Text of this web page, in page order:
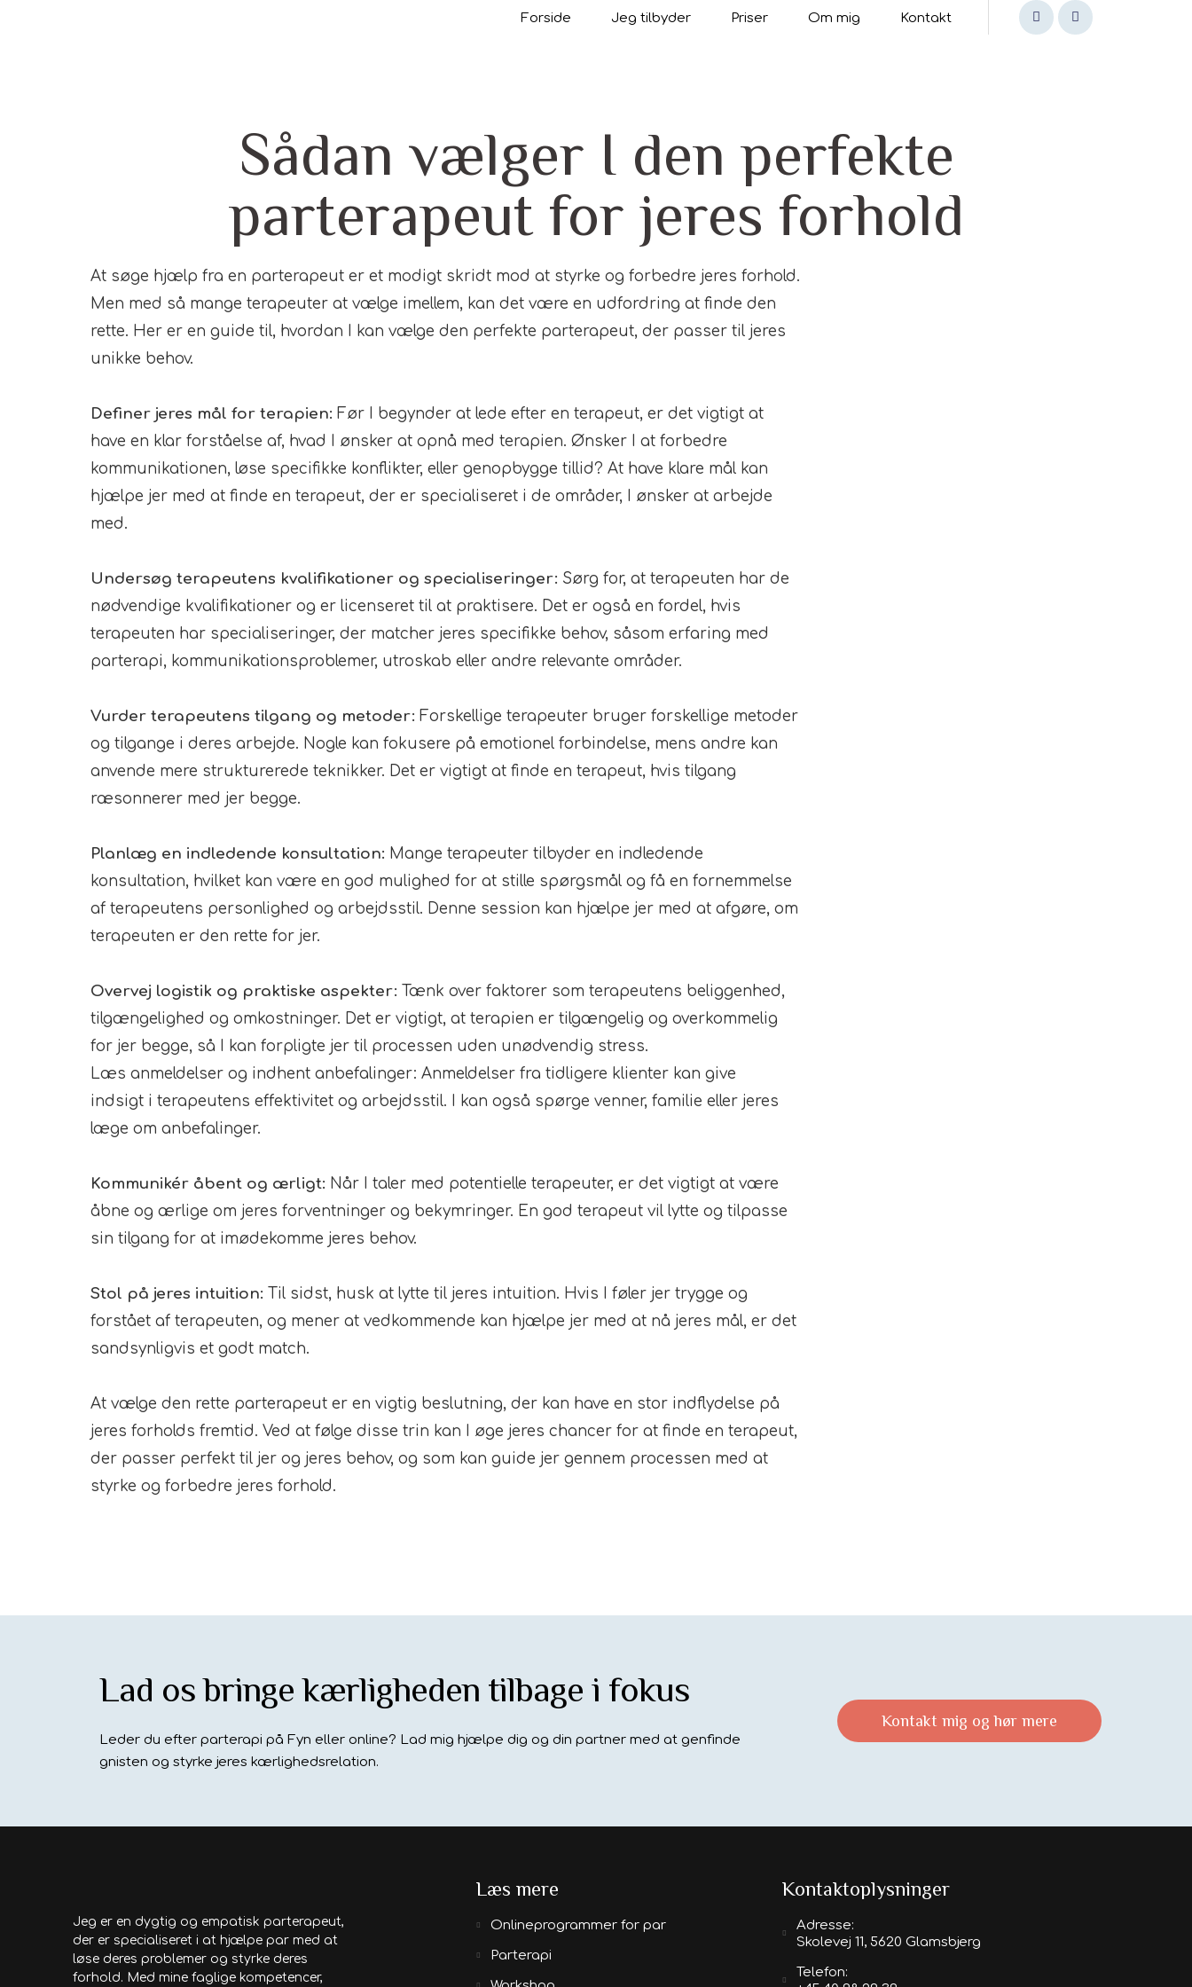
Forside Jeg tilbyder Priser Om mig Kontakt
Sådan vælger I den perfekte
parterapeut for jeres forhold
At søge hjælp fra en parterapeut er et modigt skridt mod at styrke og forbedre jeres forhold.
Men med så mange terapeuter at vælge imellem, kan det være en udfordring at finde den
rette. Her er en guide til, hvordan I kan vælge den perfekte parterapeut, der passer til jeres
unikke behov.
Definer jeres mål for terapien: Før I begynder at lede efter en terapeut, er det vigtigt at
have en klar forståelse af, hvad I ønsker at opnå med terapien. Ønsker I at forbedre
kommunikationen, løse specifikke konflikter, eller genopbygge tillid? At have klare mål kan
hjælpe jer med at finde en terapeut, der er specialiseret i de områder, I ønsker at arbejde
med.
Undersøg terapeutens kvalifikationer og specialiseringer: Sørg for, at terapeuten har de
nødvendige kvalifikationer og er licenseret til at praktisere. Det er også en fordel, hvis
terapeuten har specialiseringer, der matcher jeres specifikke behov, såsom erfaring med
parterapi, kommunikationsproblemer, utroskab eller andre relevante områder.
Vurder terapeutens tilgang og metoder: Forskellige terapeuter bruger forskellige metoder
og tilgange i deres arbejde. Nogle kan fokusere på emotionel forbindelse, mens andre kan
anvende mere strukturerede teknikker. Det er vigtigt at finde en terapeut, hvis tilgang
ræsonnerer med jer begge.
Planlæg en indledende konsultation: Mange terapeuter tilbyder en indledende
konsultation, hvilket kan være en god mulighed for at stille spørgsmål og få en fornemmelse
af terapeutens personlighed og arbejdsstil. Denne session kan hjælpe jer med at afgøre, om
terapeuten er den rette for jer.
Overvej logistik og praktiske aspekter: Tænk over faktorer som terapeutens beliggenhed,
tilgængelighed og omkostninger. Det er vigtigt, at terapien er tilgængelig og overkommelig
for jer begge, så I kan forpligte jer til processen uden unødvendig stress.
Læs anmeldelser og indhent anbefalinger: Anmeldelser fra tidligere klienter kan give
indsigt i terapeutens effektivitet og arbejdsstil. I kan også spørge venner, familie eller jeres
læge om anbefalinger.
Kommunikér åbent og ærligt: Når I taler med potentielle terapeuter, er det vigtigt at være
åbne og ærlige om jeres forventninger og bekymringer. En god terapeut vil lytte og tilpasse
sin tilgang for at imødekomme jeres behov.
Stol på jeres intuition: Til sidst, husk at lytte til jeres intuition. Hvis I føler jer trygge og
forstået af terapeuten, og mener at vedkommende kan hjælpe jer med at nå jeres mål, er det
sandsynligvis et godt match.
At vælge den rette parterapeut er en vigtig beslutning, der kan have en stor indflydelse på
jeres forholds fremtid. Ved at følge disse trin kan I øge jeres chancer for at finde en terapeut,
der passer perfekt til jer og jeres behov, og som kan guide jer gennem processen med at
styrke og forbedre jeres forhold.
Lad os bringe kærligheden tilbage i fokus
Leder du efter parterapi på Fyn eller online? Lad mig hjælpe dig og din partner med at genfinde
gnisten og styrke jeres kærlighedsrelation.
Kontakt mig og hør mere
Jeg er en dygtig og empatisk parterapeut,
der er specialiseret i at hjælpe par med at
løse deres problemer og styrke deres
forhold. Med mine faglige kompetencer,
Læs mere
Onlineprogrammer for par
Parterapi
Kontaktoplysninger
Adresse:
Skolevej 11, 5620 Glamsbjerg
Telefon: